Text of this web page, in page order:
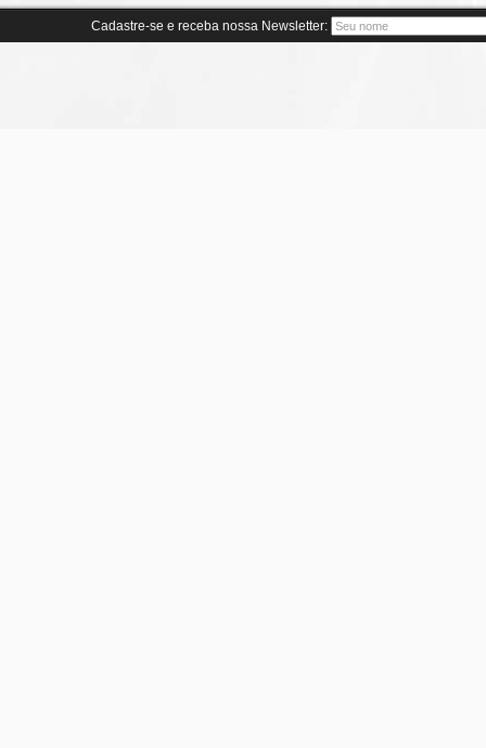
Cadastre-se e receba nossa Newsletter: